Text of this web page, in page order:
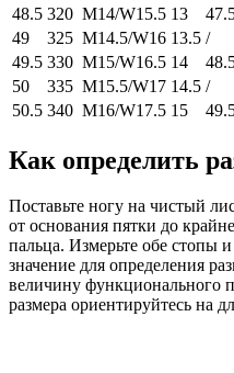
48.5 320 M14/W15.5 13
49
325 M14.5/W16 13.5 /
49.5 330 M15/W16.5 14
50
335 M15.5/W17 14.5 /
50.5 340 M16/W17.5 15
Как определить
Поставьте ногу на чистый
от основания пятки до
пальца. Измерьте обе стопы
значение для определения
величину функционального
размера ориентируйтесь на